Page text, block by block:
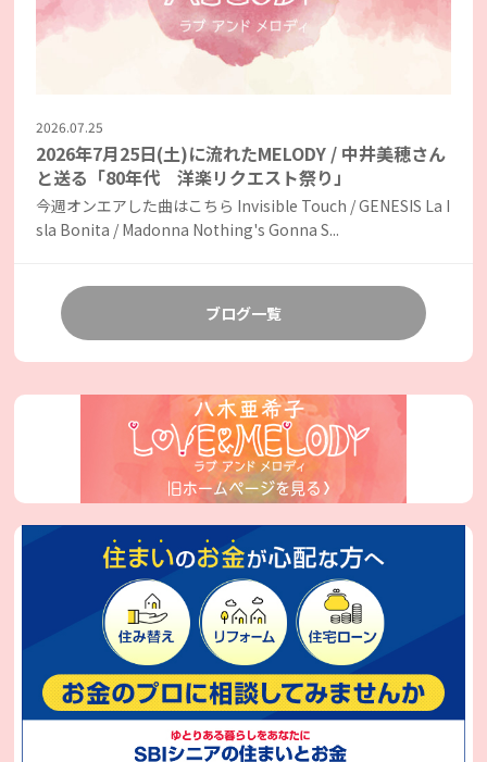
2026.07.25
2026年7月25日(土)に流れたMELODY / 中井美穂さん
と送る「80年代 洋楽リクエスト祭り」
今週オンエアした曲はこちら Invisible Touch / GENESIS La I
sla Bonita / Madonna Nothing's Gonna S...
ブログ一覧